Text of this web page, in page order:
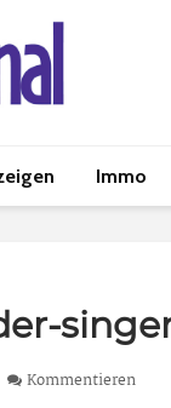
Immo
Kommentieren